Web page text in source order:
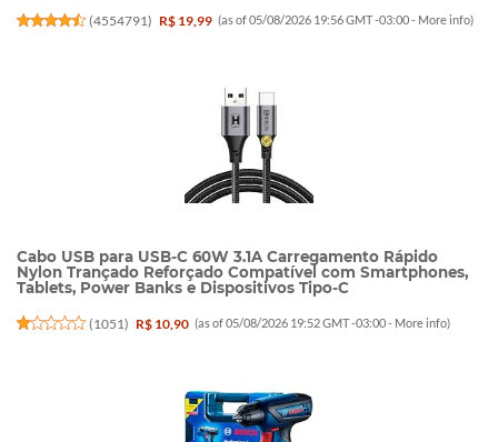
(4554791) R$ 19,99 (as of 05/08/2026 19:56 GMT -03:00 - More info)
Cabo USB para USB-C 60W 3.1A Carregamento Rápido
Nylon Trançado Reforçado Compatível com Smartphones,
Tablets, Power Banks e Dispositivos Tipo-C
(1051) R$ 10,90 (as of 05/08/2026 19:52 GMT -03:00 - More info)